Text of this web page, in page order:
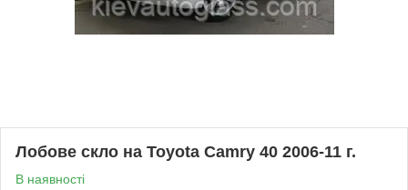
Лобове скло на Toyota Camry 40 2006-11 г.
В наявності